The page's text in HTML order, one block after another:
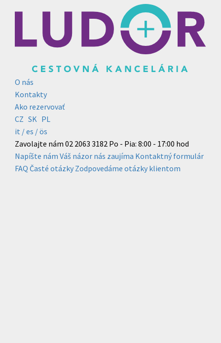
O nás
Kontakty
Ako rezervovať
CZ SK PL
it /es / ös
Zavolajte nám 02 2063 3182 Po - Pia: 8:00 - 17:00 hod
Napíšte nám Váš názor nás zaujíma Kontaktný formulár
FAQ Časté otázky Zodpovedáme otázky klientom